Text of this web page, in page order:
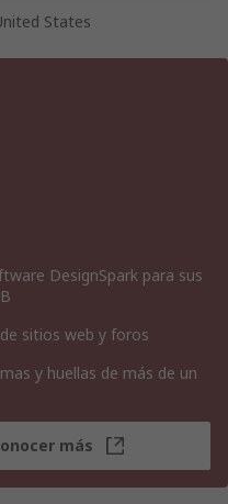
States
DesignSpark para sus
sitios web y foros
y huellas de más de un
más